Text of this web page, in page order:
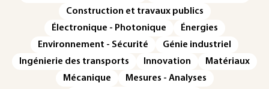
Construction et travaux publics
Électronique - Photonique
Énergies
Environnement - Sécurité
Génie industriel
Ingénierie des transports
Innovation
Matériaux
Mécanique
Mesures - Analyses